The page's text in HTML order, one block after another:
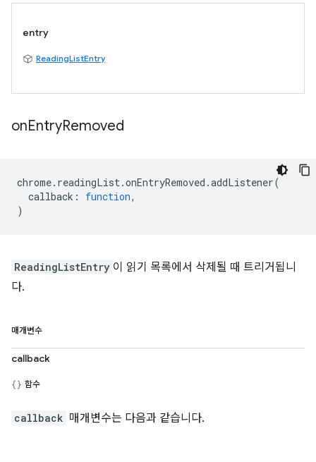
entry
ReadingListEntry
onEntryRemoved
chrome. readingList .onEntryRemoved .addListener(
callback : function,
)
ReadingListEntry 이 읽기 목록에서 삭제될 때 트리거됩니
다.
매개변수
callback
함수
callback 매개변수는 다음과 같습니다.